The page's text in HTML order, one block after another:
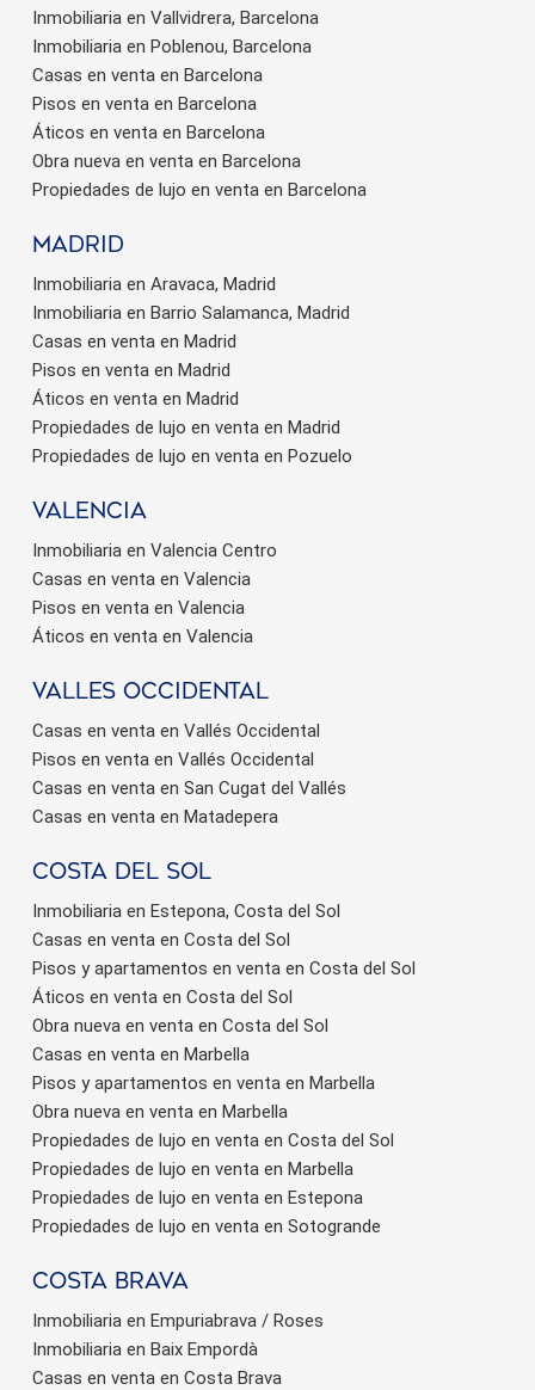
Inmobiliaria en Vallvidrera, Barcelona
Inmobiliaria en Poblenou, Barcelona
Casas en venta en Barcelona
Pisos en venta en Barcelona
Áticos en venta en Barcelona
Obra nueva en venta en Barcelona
Propiedades de lujo en venta en Barcelona
Madrid
Inmobiliaria en Aravaca, Madrid
Inmobiliaria en Barrio Salamanca, Madrid
Casas en venta en Madrid
Pisos en venta en Madrid
Áticos en venta en Madrid
Propiedades de lujo en venta en Madrid
Propiedades de lujo en venta en Pozuelo
valencia
Inmobiliaria en Valencia Centro
Casas en venta en Valencia
Pisos en venta en Valencia
Áticos en venta en Valencia
valles occidental
Casas en venta en Vallés Occidental
Pisos en venta en Vallés Occidental
Casas en venta en San Cugat del Vallés
Casas en venta en Matadepera
Costa del sol
Inmobiliaria en Estepona, Costa del Sol
Casas en venta en Costa del Sol
Pisos y apartamentos en venta en Costa del Sol
Áticos en venta en Costa del Sol
Obra nueva en venta en Costa del Sol
Casas en venta en Marbella
Pisos y apartamentos en venta en Marbella
Obra nueva en venta en Marbella
Propiedades de lujo en venta en Costa del Sol
Propiedades de lujo en venta en Marbella
Propiedades de lujo en venta en Estepona
Propiedades de lujo en venta en Sotogrande
Costa brava
Inmobiliaria en Empuriabrava / Roses
Inmobiliaria en Baix Empordà
Casas en venta en Costa Brava